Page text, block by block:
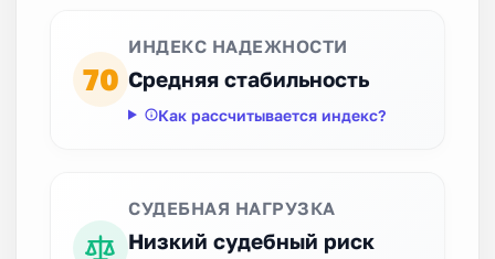
70
ИНДЕКС НАДЕЖНОСТИ
Средняя стабильность
Как рассчитывается индекс?
СУДЕБНАЯ НАГРУЗКА
Низкий судебный риск